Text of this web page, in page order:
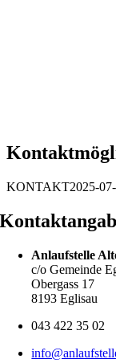
KONTAKT2025-
Anlaufstelle
c/o Gemeinde
Obergass 17
8193 Eglisau
043 422 35 02